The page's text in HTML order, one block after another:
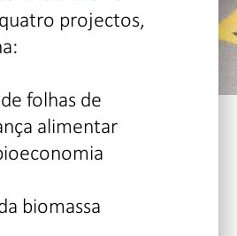
projectos,
folhas de
alimentar
biomassa